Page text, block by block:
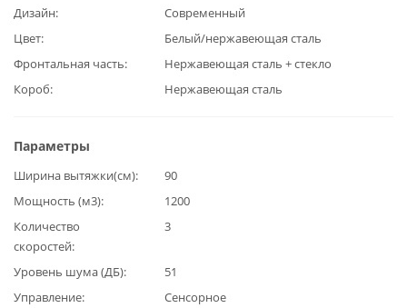
Дизайн
Современный
Цвет
Белый/нержавеющая сталь
Фронтальная часть
Нержавеющая сталь + стекло
Короб
Нержавеющая сталь
Параметры
Ширина вытяжки(см)
90
Мощность (м3)
1200
Количество
скоростей
3
Уровень шума (ДБ)
51
Управление
Сенсорное